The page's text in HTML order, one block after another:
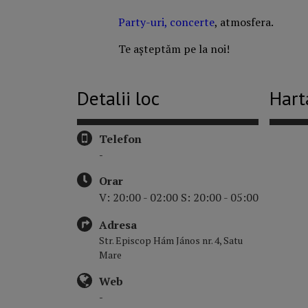
Party-uri, concerte, atmosfera.
Te așteptăm pe la noi!
Detalii loc
Telefon
-
Orar
V: 20:00 - 02:00 S: 20:00 - 05:00
Adresa
Str. Episcop Hám János nr. 4, Satu
Mare
Web
-